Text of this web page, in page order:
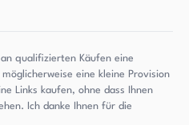
qualifizierten Käufen eine
eine kleine Provision
Links kaufen, ohne dass Ihnen
Ich danke Ihnen für die